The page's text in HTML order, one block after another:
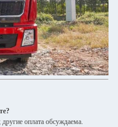
оплата обсуждаема.